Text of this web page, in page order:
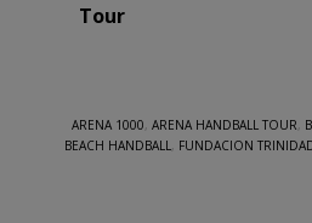
Tour
ARENA 1000, ARENA HANDBALL TOUR,
BEACH HANDBALL , FUNDACION